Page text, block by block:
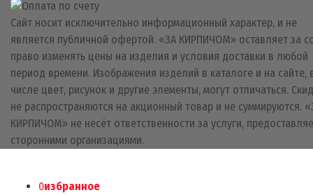
Сайт носит исключительно информационный характер, и не
является публичной офертой. «ЗА КИРПИЧОМ» оставляет за
право изменять цены на изделия и условия доставки в любой
период времени. Изображения изделий в каталоге и на сайте,
числе цвет, рисунок и другие элементы, могут отличаться.
не распространяются на акционный товар и не суммируются.
КИРПИЧОМ» не несёт ответственности за услуги,
сторонними организациями.
0избранное